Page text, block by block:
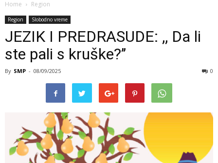
Home Region
Region Slobodno vreme
JEZIK I PREDRASUDE: ,, Da li
ste pali s kruške?’’
By SMP - 08/09/2025 0